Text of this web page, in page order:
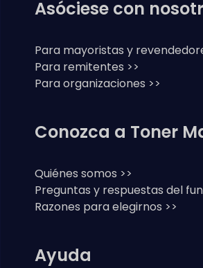
Asóciese con
Para mayoristas y
Para remitentes >>
Para organizaciones >>
Conozca a Toner
Quiénes somos >>
Preguntas y respuestas del
Razones para elegirnos >>
Ayuda